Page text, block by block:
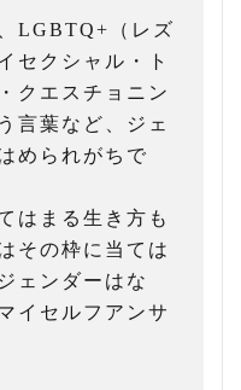
LGBTQ+（レズ
セクシャル・ト
クエスチョニン
言葉など、ジェ
められがちで
はまる生き方も
その枠に当ては
ェンダーはな
イセルフアンサ